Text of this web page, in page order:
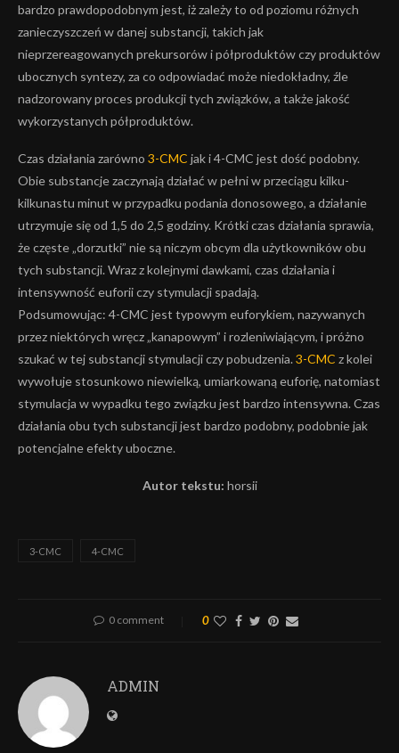
bardzo prawdopodobnym jest, iż zależy to od poziomu różnych
zanieczyszczeń w danej substancji, takich jak
nieprzereagowanych prekursorów i półproduktów czy produktów
ubocznych syntezy, za co odpowiadać może niedokładny, źle
nadzorowany proces produkcji tych związków, a także jakość
wykorzystanych półproduktów.
Czas działania zarówno 3-CMC jak i 4-CMC jest dość podobny.
Obie substancje zaczynają działać w pełni w przeciągu kilku-
kilkunastu minut w przypadku podania donosowego, a działanie
utrzymuje się od 1,5 do 2,5 godziny. Krótki czas działania sprawia,
że częste „dorzutki” nie są niczym obcym dla użytkowników obu
tych substancji. Wraz z kolejnymi dawkami, czas działania i
intensywność euforii czy stymulacji spadają.
Podsumowując: 4-CMC jest typowym euforykiem, nazywanych
przez niektórych wręcz „kanapowym” i rozleniwiającym, i próżno
szukać w tej substancji stymulacji czy pobudzenia. 3-CMC z kolei
wywołuje stosunkowo niewielką, umiarkowaną euforię, natomiast
stymulacja w wypadku tego związku jest bardzo intensywna. Czas
działania obu tych substancji jest bardzo podobny, podobnie jak
potencjalne efekty uboczne.
Autor tekstu: horsii
3-CMC 4-CMC
0 comment 0
ADMIN